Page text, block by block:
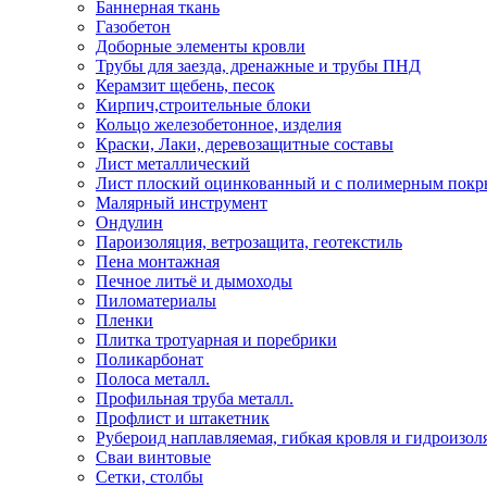
Баннерная ткань
Газобетон
Доборные элементы кровли
Трубы для заезда, дренажные и трубы ПНД
Керамзит щебень, песок
Кирпич,строительные блоки
Кольцо железобетонное, изделия
Краски, Лаки, деревозащитные составы
Лист металлический
Лист плоский оцинкованный и с полимерным
Малярный инструмент
Ондулин
Пароизоляция, ветрозащита, геотекстиль
Пена монтажная
Печное литьё и дымоходы
Пиломатериалы
Пленки
Плитка тротуарная и поребрики
Поликарбонат
Полоса металл.
Профильная труба металл.
Профлист и штакетник
Рубероид наплавляемая, гибкая кровля и
Сваи винтовые
Сетки, столбы